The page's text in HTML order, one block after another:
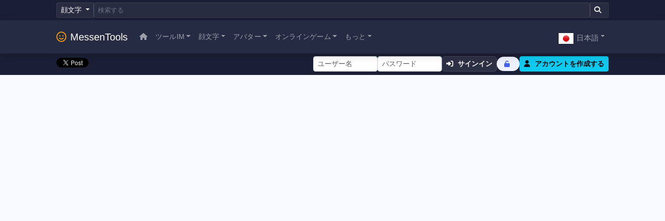
顔文字
MessenTools ツールIM 顔文字 アバター オンラインゲーム もっと 日本語
サインイン アカウントを作成する